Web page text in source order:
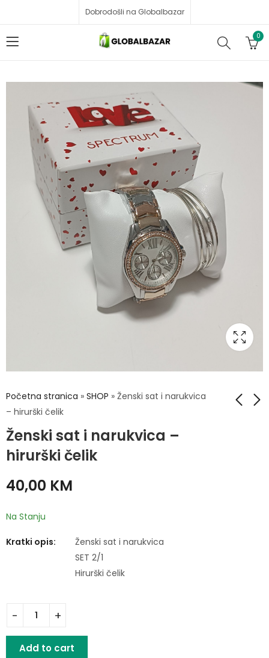
Dobrodošli na Globalbazar
0
Početna stranica » SHOP » Ženski sat i narukvica
– hirurški čelik
Ženski sat i narukvica –
hirurški čelik
Ženski sat i
40,00 KM
Na Stanju
Kratki opis:
Ženski sat i narukvica
SET 2/1
Hirurški čelik
Add to cart